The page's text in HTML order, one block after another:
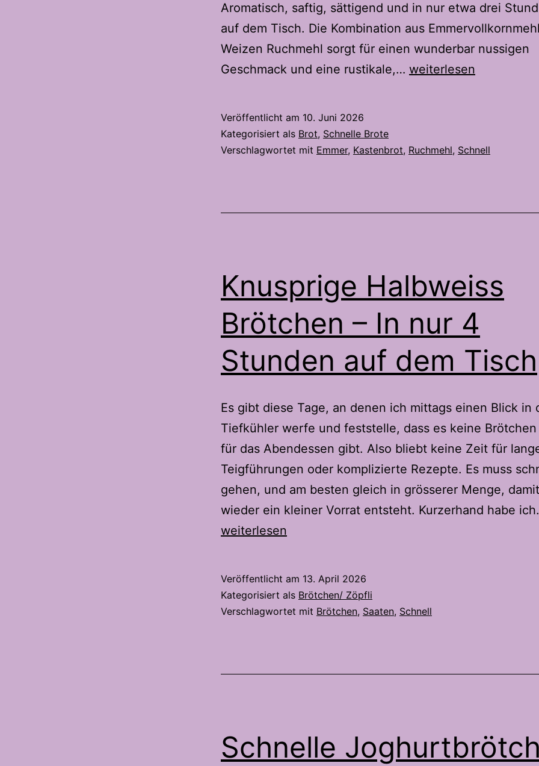
Aromatisch, saftig, sättigend und in nur etwa drei
auf dem Tisch. Die Kombination aus
Weizen Ruchmehl sorgt für einen wunderbar nussigen
Geschmack und eine rustikale,… Schneller
Das
weiterlesen
Veröffentlicht am 10. Juni 2026
Kategorisiert als Brot, Schnelle Brote
Verschlagwortet mit Emmer, Kastenbrot, Ruchmehl, Schnell
Knusprige Halbweiss
Brötchen – In nur 4
Stunden auf dem Tisch
Es gibt diese Tage, an denen ich mittags einen Blick in
Tiefkühler werfe und feststelle, dass es keine
für das Abendessen gibt. Also bliebt keine Zeit für
Teigführungen oder komplizierte Rezepte. Es muss
gehen, und am besten gleich in grösserer Menge,
wieder ein kleiner Vorrat entsteht. Kurzerhand habe
weiterlesen
Veröffentlicht am 13. April 2026
Kategorisiert als Brötchen/ Zöpfli
Verschlagwortet mit Brötchen, Saaten, Schnell
Schnelle